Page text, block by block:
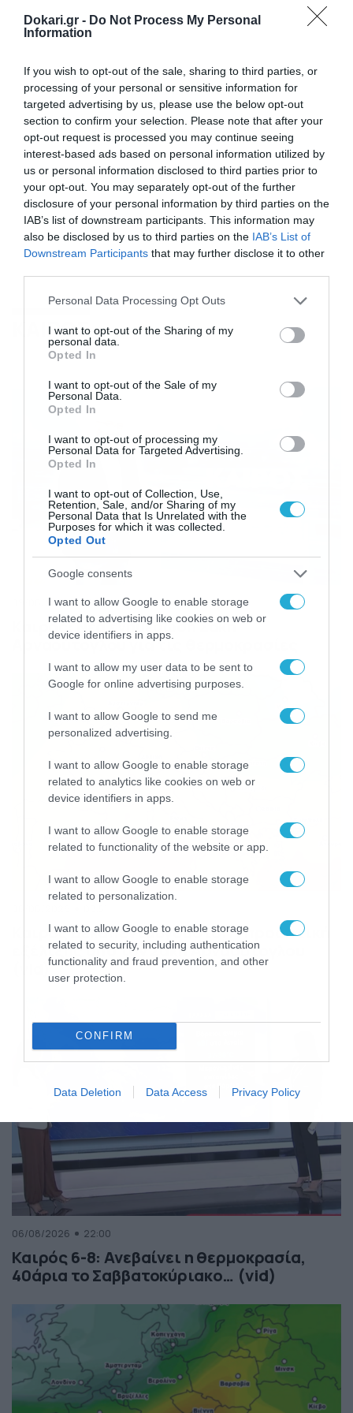
Dokari.gr - Do Not Process My Personal
Information
If you wish to opt-out of the sale, sharing to third parties, or
processing of your personal or sensitive information for
targeted advertising by us, please use the below opt-out
section to confirm your selection. Please note that after your
opt-out request is processed you may continue seeing
interest-based ads based on personal information utilized by
us or personal information disclosed to third parties prior to
your opt-out. You may separately opt-out of the further
disclosure of your personal information by third parties on the
IAB’s list of downstream participants. This information may
also be disclosed by us to third parties on the IAB’s List of
Downstream Participants that may further disclose it to other
Please note that this website/app uses one or more Google
not limited to your visit or usage behaviour. You may click to
grant or deny consent to Google and its third-party tags to
use your data for below specified purposes in below Google
consent section.
Personal Data Processing Opt Outs
I want to opt-out of the Sharing of my
personal data.
Opted In
I want to opt-out of the Sale of my
Personal Data.
Opted In
I want to opt-out of processing my
Personal Data for Targeted Advertising.
Opted In
I want to opt-out of Collection, Use,
Retention, Sale, and/or Sharing of my
Personal Data that Is Unrelated with the
Purposes for which it was collected.
Opted Out
Google consents
I want to allow Google to enable storage
related to advertising like cookies on web or
device identifiers in apps.
I want to allow my user data to be sent to
Google for online advertising purposes.
I want to allow Google to send me
personalized advertising.
I want to allow Google to enable storage
related to analytics like cookies on web or
device identifiers in apps.
I want to allow Google to enable storage
related to functionality of the website or app.
I want to allow Google to enable storage
related to personalization.
I want to allow Google to enable storage
related to security, including authentication
functionality and fraud prevention, and other
user protection.
CONFIRM
Data Deletion Data Access Privacy Policy
ΚΑΙΡΟΣ
09/08/2026 10:52
Καιρός: Νέα ενημέρωση Σάκη
Αρναούτογλου για τις θερμοκρασίες
Καιρός Δεκαπενταύγουστο: Η προοπτική
εξέλιξης από τον Σάκη Αρναούτογλου
(vid)
06/08/2026 22:00
Καιρός 6-8: Ανεβαίνει η θερμοκρασία,
40άρια το Σαββατοκύριακο… (vid)